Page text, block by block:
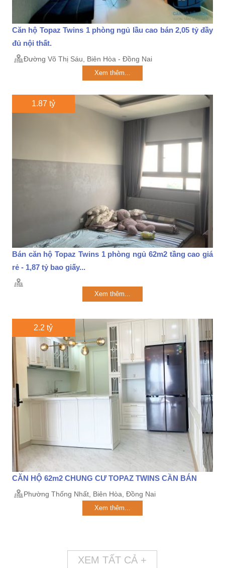
Căn hộ Topaz Twins 1 phòng ngủ lầu cao bán 2,05 tỷ đầy
đủ nội thất.
Đường Võ Thị Sáu, Biên Hòa - Đồng Nai
Xem thêm...
1.87 tỷ
Bán căn hộ Topaz Twins 1 phòng ngủ 62m2 tầng cao giá
rẻ - 1,87 tỷ bao giấy...
Xem thêm...
2.2 tỷ
CĂN HỘ 62m2 CHUNG CƯ TOPAZ TWINS CẦN BÁN
Phường Thống Nhất, Biên Hòa, Đồng Nai
Xem thêm...
XEM TẤT CẢ +